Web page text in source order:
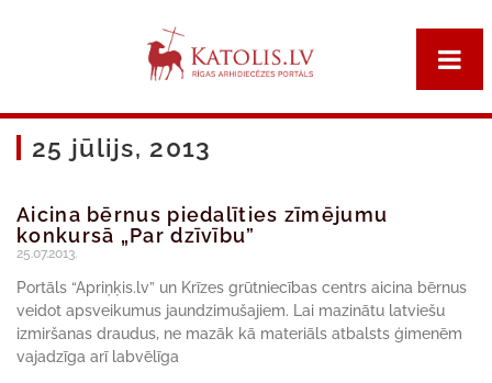
25 jūlijs, 2013
Aicina bērnus piedalīties zīmējumu
konkursā „Par dzīvību”
25.07.2013.
Portāls “Apriņķis.lv” un Krīzes grūtniecības centrs aicina bērnus
veidot apsveikumus jaundzimušajiem. Lai mazinātu latviešu
izmiršanas draudus, ne mazāk kā materiāls atbalsts ģimenēm
vajadzīga arī labvēlīga